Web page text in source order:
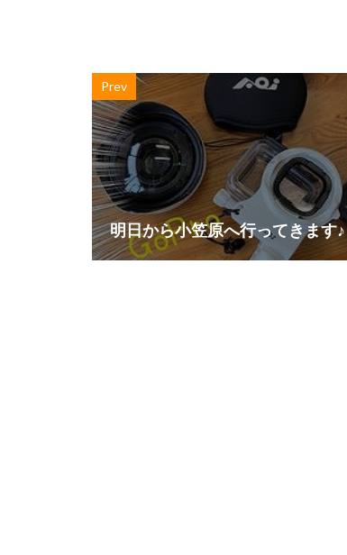
Prev
明日から小笠原へ行ってきます♪